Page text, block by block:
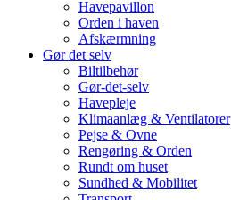
Havepavillon
Orden i haven
Afskærmning
Gør det selv
Biltilbehør
Gør-det-selv
Havepleje
Klimaanlæg & Ventilatorer
Pejse & Ovne
Rengøring & Orden
Rundt om huset
Sundhed & Mobilitet